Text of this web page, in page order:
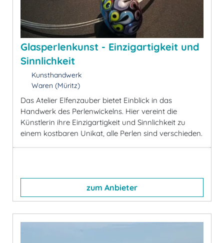
Glasperlenkunst - Einzigartigkeit und
Sinnlichkeit
Kunsthandwerk
Waren (Müritz)
Das Atelier Elfenzauber bietet Einblick in das
Handwerk des Perlenwickelns. Hier vereint die
Künstlerin ihre Einzigartigkeit und Sinnlichkeit zu
einem kostbaren Unikat, alle Perlen sind verschieden.
zum Anbieter